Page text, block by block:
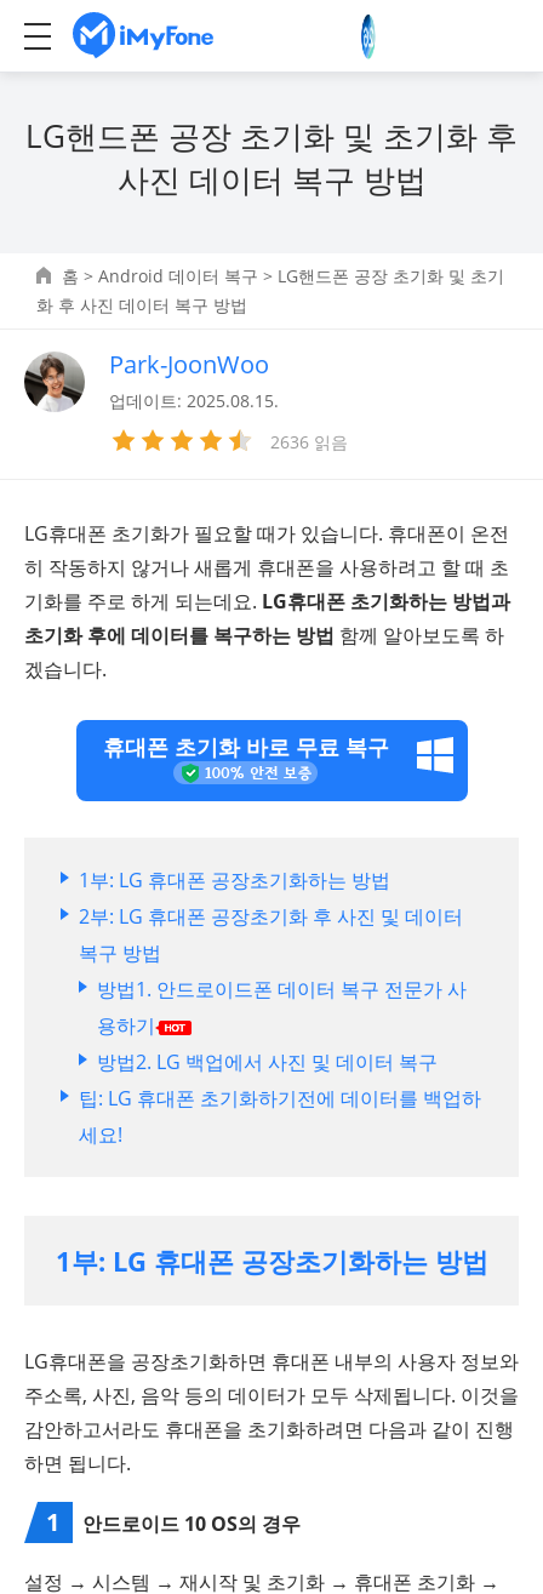
LG핸드폰 공장 초기화 및 초기화 후
사진 데이터 복구 방법
홈 > Android 데이터 복구 > LG핸드폰 공장 초기화 및 초기
화 후 사진 데이터 복구 방법
Park-JoonWoo
업데이트: 2025.08.15.
2636 읽음
LG휴대폰 초기화가 필요할 때가 있습니다. 휴대폰이 온전
히 작동하지 않거나 새롭게 휴대폰을 사용하려고 할 때 초
기화를 주로 하게 되는데요. LG휴대폰 초기화하는 방법과
초기화 후에 데이터를 복구하는 방법 함께 알아보도록 하
겠습니다.
휴대폰 초기화 바로 무료 복구
1부: LG 휴대폰 공장초기화하는 방법
2부: LG 휴대폰 공장초기화 후 사진 및 데이터
복구 방법
방법1. 안드로이드폰 데이터 복구 전문가 사
용하기
방법2. LG 백업에서 사진 및 데이터 복구
팁: LG 휴대폰 초기화하기전에 데이터를 백업하
세요!
1부: LG 휴대폰 공장초기화하는 방법
LG휴대폰을 공장초기화하면 휴대폰 내부의 사용자 정보와
주소록, 사진, 음악 등의 데이터가 모두 삭제됩니다. 이것을
감안하고서라도 휴대폰을 초기화하려면 다음과 같이 진행
하면 됩니다.
1 안드로이드 10 OS의 경우
설정 → 시스템 → 재시작 및 초기화 → 휴대폰 초기화 →